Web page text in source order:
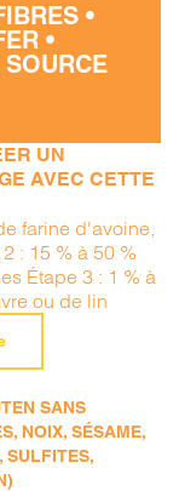
•
•
UN
AVEC CETTE
farine d'avoine,
: 15 % à 50 %
Étape 3 : 1 % à
ou de lin
SANS
NOIX, SÉSAME,
SULFITES,